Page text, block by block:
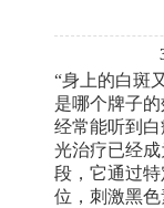
“身上的白斑
是哪个牌子
经常能听到
光治疗已经
段，它通过
位，刺激黑色